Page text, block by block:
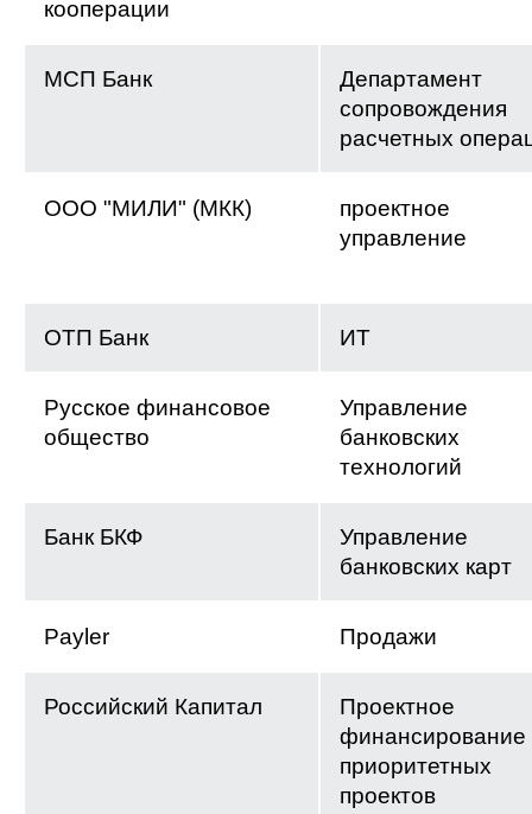
кооперации
МСП Банк
Департамент
сопровождения
расчетных
ООО "МИЛИ" (МКК)
проектное
управление
ОТП Банк ИТ
Русское финансовое
общество
Управление
банковских
технологий
Банк БКФ
Управление
банковских карт
Payler Продажи
Российский Капитал
Проектное
финансирование
приоритетных
проектов